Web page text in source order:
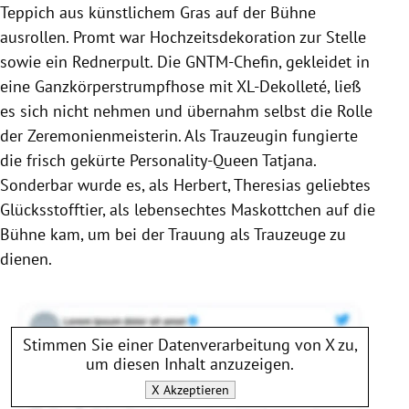
Teppich aus künstlichem Gras auf der Bühne
ausrollen. Promt war Hochzeitsdekoration zur Stelle
sowie ein Rednerpult. Die GNTM-Chefin, gekleidet in
eine Ganzkörperstrumpfhose mit XL-Dekolleté, ließ
es sich nicht nehmen und übernahm selbst die Rolle
der Zeremonienmeisterin. Als Trauzeugin fungierte
die frisch gekürte Personality-Queen Tatjana.
Sonderbar wurde es, als Herbert, Theresias geliebtes
Glücksstofftier, als lebensechtes Maskottchen auf die
Bühne kam, um bei der Trauung als Trauzeuge zu
dienen.
Stimmen Sie einer Datenverarbeitung von Xzu,
um diesen Inhalt anzuzeigen.
X Akzeptieren